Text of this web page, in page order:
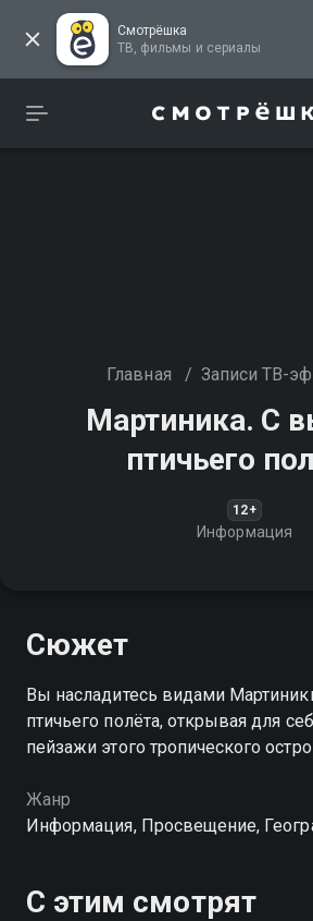
Смотрёшка
ТВ, фильмы и сериалы
Главная / Записи ТВ-
Мартиника. С
птичьего
12+
Информация
Сюжет
Вы насладитесь видами
птичьего полёта, открывая для
пейзажи этого тропического
Жанр
Информация, Просвещение,
С этим смотрят